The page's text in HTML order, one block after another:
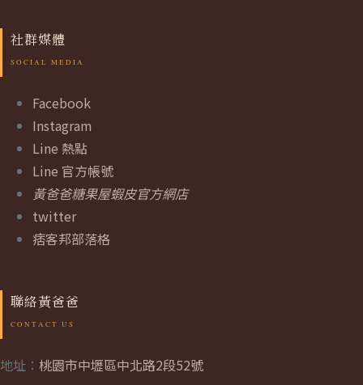
社群媒體
Facebook
Instagram
Line 熱點
Line 官方帳號
黃爸爸糖果屋蝦皮官方網店
twitter
痞客邦部落格
聯絡黃爸爸
地址： 桃園市中壢區中北路2段52號